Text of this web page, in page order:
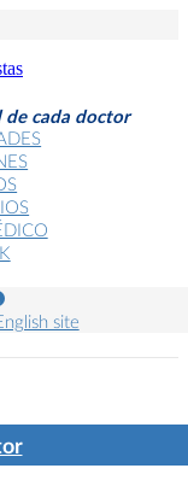
de cada doctor
site